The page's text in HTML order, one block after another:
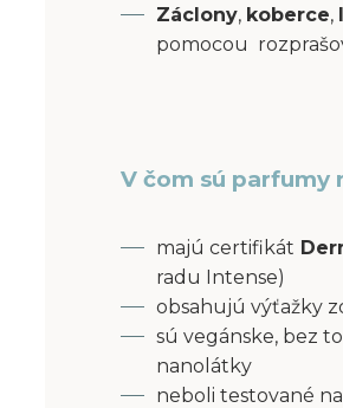
Záclony, koberce,
pomocou
V čom sú parfumy
majú certifikát
radu Intense)
obsahujú výťažky
sú vegánske, bez
nanolátky
neboli testované